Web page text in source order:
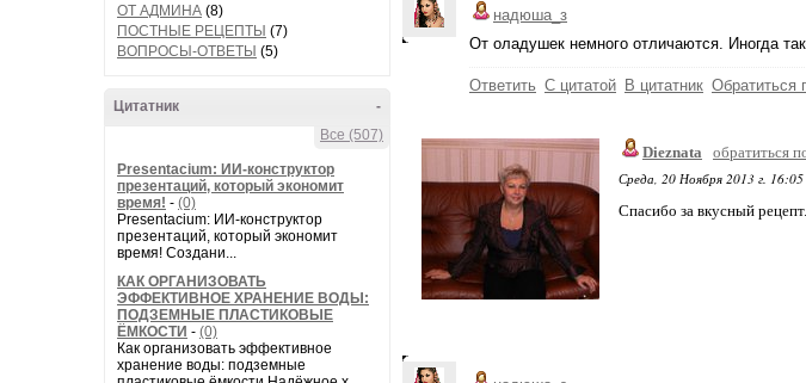
ОТ АДМИНА (8)
ПОСТНЫЕ РЕЦЕПТЫ (7)
ВОПРОСЫ-ОТВЕТЫ (5)
-
Цитатник
Все (507)
Presentacium: ИИ‑конструктор
презентаций, который экономит
время! - (0)
Presentacium: ИИ‑конструктор
презентаций, который экономит
время! Создани...
КАК ОРГАНИЗОВАТЬ
ЭФФЕКТИВНОЕ ХРАНЕНИЕ ВОДЫ:
ПОДЗЕМНЫЕ ПЛАСТИКОВЫЕ
ЁМКОСТИ - (0)
Как организовать эффективное
хранение воды: подземные
надюша_з
От оладушек немного отличаются. Иногда
Ответить С цитатой В цитатник Обратиться
Dieznata
обратиться
Среда, 20 Ноября 2013 г.
Спасибо за вкусный рецепт.